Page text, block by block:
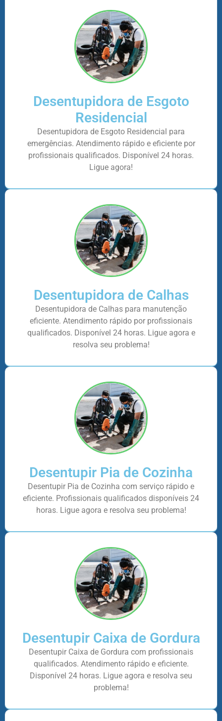
Desentupidora de Esgoto
Residencial
Desentupidora de Esgoto Residencial para
emergências. Atendimento rápido e eficiente por
profissionais qualificados. Disponível 24 horas.
Ligue agora!
Desentupidora de Calhas
Desentupidora de Calhas para manutenção
eficiente. Atendimento rápido por profissionais
qualificados. Disponível 24 horas. Ligue agora e
resolva seu problema!
Desentupir Pia de Cozinha
Desentupir Pia de Cozinha com serviço rápido e
eficiente. Profissionais qualificados disponíveis 24
horas. Ligue agora e resolva seu problema!
Desentupir Caixa de Gordura
Desentupir Caixa de Gordura com profissionais
qualificados. Atendimento rápido e eficiente.
Disponível 24 horas. Ligue agora e resolva seu
problema!